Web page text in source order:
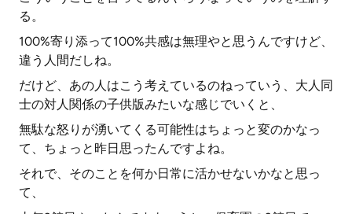
る。
100%寄り添って100%共感は無理やと思うんですけど、
違う人間だしね。
だけど、あの人はこう考えているのねっていう、大人同
士の対人関係の子供版みたいな感じでいくと、
無駄な怒りが湧いてくる可能性はちょっと変のかなっ
て、ちょっと昨日思ったんですよね。
それで、そのことを何か日常に活かせないかなと思っ
て、